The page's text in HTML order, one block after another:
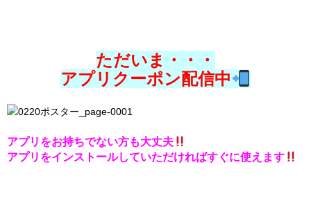
ただいま・・・
アプリクーポン配信中
アプリをお持ちでない方も大丈夫
アプリをインストールしていただければすぐに使えます